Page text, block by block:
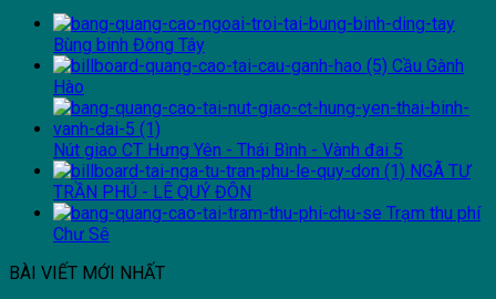
Bùng binh Đông Tây
Cầu Gành
Hào
Nút giao CT Hưng Yên - Thái Bình - Vành đai 5
NGÃ TƯ
TRẦN PHÚ - LÊ QUÝ ĐÔN
Trạm thu phí
Chư Sê
BÀI VIẾT MỚI NHẤT